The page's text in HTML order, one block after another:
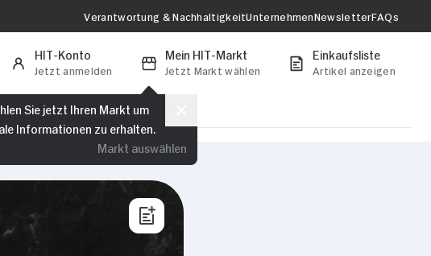
Verantwortung & NachhaltigkeitUnternehmenNewsletterFAQs
HIT-Konto
Jetzt anmelden
Mein HIT-Markt
Jetzt Markt wählen
Sie jetzt Ihren Markt um
Informationen zu erhalten.
Markt auswählen
Einkaufsliste
Artikel anzeigen